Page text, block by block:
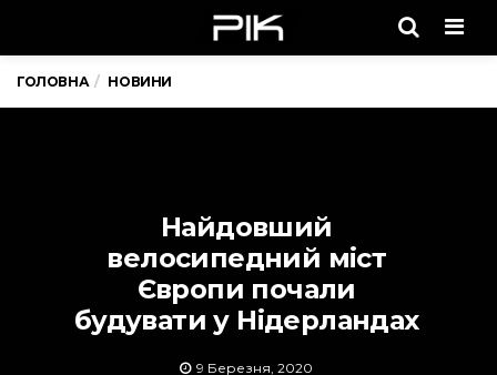
ГОЛОВНА НОВИНИ
Найдовший
велосипедний міст
Європи почали
будувати у Нідерландах
9 Березня, 2020